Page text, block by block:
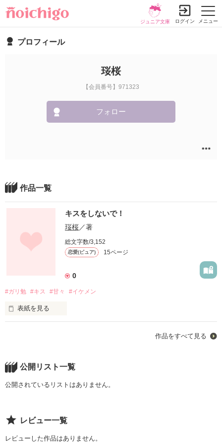
メニュー
ジュニア文庫 ログイン
プロフィール
珱桜
【会員番号】971323
フォロー
作品一覧
キスをしないで！
珱桜／著
総文字数/3,152
恋愛(ピュア) 15ページ
0
#ガリ勉 #キス #甘々 #イケメン
表紙を見る
話もしたくない。
だから放っておいてよ！
作品をすべて見る
公開リスト一覧
公開されているリストはありません。
レビュー一覧
レビューした作品はありません。